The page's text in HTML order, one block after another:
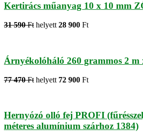
Kertirács műanyag 10 x 10 mm
31 590 Ft helyett 28 900 Ft
Árnyékolóháló 260 grammos 2 m
77 470 Ft helyett 72 900 Ft
Hernyózó olló fej PROFI
méteres alumínium szárhoz 1384)